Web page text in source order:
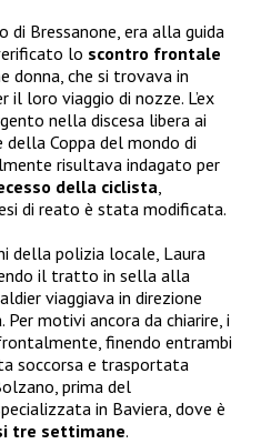
di Bressanone, era alla guida
lo scontro frontale
donna, che si trovava in
loro viaggio di nozze. L’ex
nella discesa libera ai
Coppa del mondo di
risultava indagato per
della ciclista,
di reato è stata modificata.
della polizia locale, Laura
il tratto in sella alla
viaggiava in direzione
motivi ancora da chiarire, i
finendo entrambi
soccorsa e trasportata
prima del
in Baviera, dove è
tre settimane.